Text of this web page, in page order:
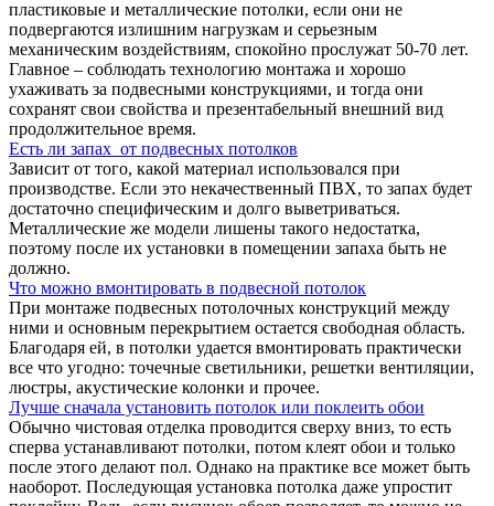
пластиковые и металлические потолки, если они не
подвергаются излишним нагрузкам и серьезным
механическим воздействиям, спокойно прослужат 50-70 лет.
Главное – соблюдать технологию монтажа и хорошо
ухаживать за подвесными конструкциями, и тогда они
сохранят свои свойства и презентабельный внешний вид
продолжительное время.
Есть ли запах от подвесных потолков
Зависит от того, какой материал использовался при
производстве. Если это некачественный ПВХ, то запах будет
достаточно специфическим и долго выветриваться.
Металлические же модели лишены такого недостатка,
поэтому после их установки в помещении запаха быть не
должно.
Что можно вмонтировать в подвесной потолок
При монтаже подвесных потолочных конструкций между
ними и основным перекрытием остается свободная область.
Благодаря ей, в потолки удается вмонтировать практически
все что угодно: точечные светильники, решетки вентиляции,
люстры, акустические колонки и прочее.
Лучше сначала установить потолок или поклеить обои
Обычно чистовая отделка проводится сверху вниз, то есть
сперва устанавливают потолки, потом клеят обои и только
после этого делают пол. Однако на практике все может быть
наоборот. Последующая установка потолка даже упростит